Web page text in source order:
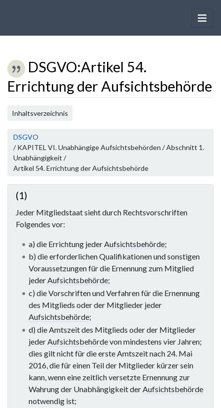
DSGVO:Artikel 54.
Errichtung der Aufsichtsbehörde
Wechseln zu:Navigation
Inhaltsverzeichnis
DSGVO
/ KAPITEL VI. Unabhängige Aufsichtsbehörden / Abschnitt 1.
Unabhängigkeit /
Artikel 54. Errichtung der Aufsichtsbehörde
(1)
Jeder Mitgliedstaat sieht durch Rechtsvorschriften
Folgendes vor:
a) die Errichtung jederAufsichtsbehörde;
b) die erforderlichen Qualifikationen und sonstigen
Voraussetzungen für die Ernennung zum Mitglied
jederAufsichtsbehörde;
c) die Vorschriften und Verfahren für die Ernennung
des Mitglieds oder der Mitglieder jeder
Aufsichtsbehörde;
d) die Amtszeit des Mitglieds oder der Mitglieder
jeder Aufsichtsbehördevon mindestens vier Jahren;
dies gilt nicht für die erste Amtszeit nach 24. Mai
2016, die für einen Teil der Mitglieder kürzer sein
kann, wenn eine zeitlich versetzte Ernennung zur
Wahrung der Unabhängigkeit der Aufsichtsbehörde
notwendig ist;